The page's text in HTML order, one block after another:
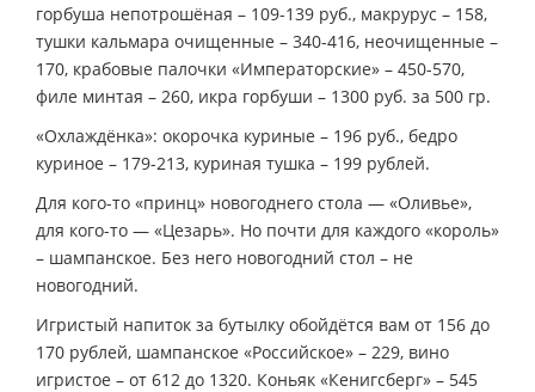
горбуша непотрошёная – 109-139 руб., макрурус – 158,
тушки кальмара очищенные – 340-416, неочищенные –
170, крабовые палочки «Императорские» – 450-570,
филе минтая – 260, икра горбуши – 1300 руб. за 500 гр.
«Охлаждёнка»: окорочка куриные – 196 руб., бедро
куриное – 179-213, куриная тушка – 199 рублей.
Для кого-то «принц» новогоднего стола — «Оливье»,
для кого-то — «Цезарь». Но почти для каждого «король»
– шампанское. Без него новогодний стол – не
новогодний.
Игристый напиток за бутылку обойдётся вам от 156 до
170 рублей, шампанское «Российское» – 229, вино
игристое – от 612 до 1320. Коньяк «Кенигсберг» – 545